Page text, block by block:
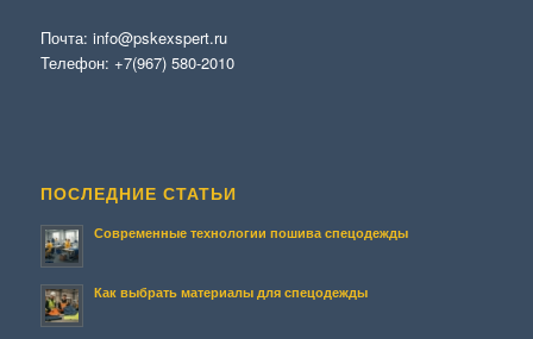
Почта: info@pskexspert.ru
Телефон: +7(967) 580-2010
ПОСЛЕДНИЕ СТАТЬИ
Современные технологии пошива спецодежды
Как выбрать материалы для спецодежды